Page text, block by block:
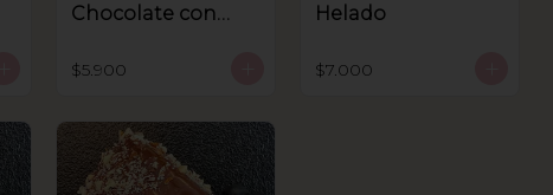
Chocolate con
$5.900
Helado
$7.000